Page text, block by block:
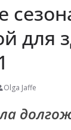
для
Olga Jaffe